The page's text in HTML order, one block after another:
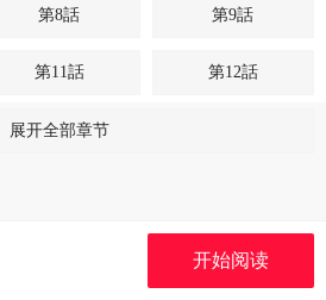
第8話 第9話
第11話 第12話
第14話
开始阅读
展开全部章节